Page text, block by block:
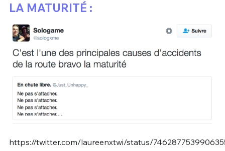
LA MATURITÉ :
https://twitter.com/laureenxtwi/status/